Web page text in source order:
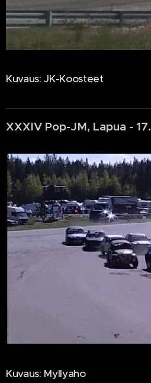
Kuvaus: JK-Koosteet
XXXIV Pop-JM, Lapua -
Kuvaus: Myllyaho